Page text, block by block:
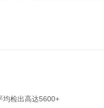
均检出高达5600+